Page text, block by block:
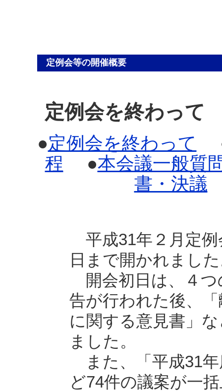
定例会等の開催概要
定例会を終わって
●定例会を終わって
程 ●本会議一般質
書・決議
平成31年２月定例
日まで開かれまし
開会初日は、４つ
告が行われた後、
に関する意見書」
ました。
また、「平成31年
ど74件の議案が一